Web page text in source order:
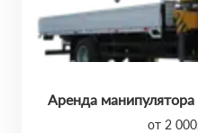
Аренда
от 2